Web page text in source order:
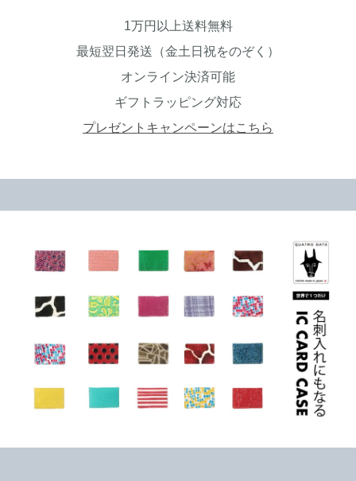
1万円以上送料無料
最短翌日発送（金土日祝をのぞく）
オンライン決済可能
ギフトラッピング対応
プレゼントキャンペーンはこちら